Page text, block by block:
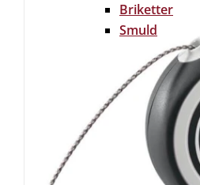
Briketter
Smuld